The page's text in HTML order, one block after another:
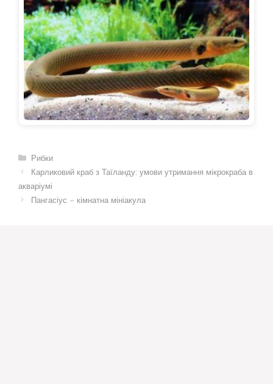
Категорії
Рибки
Карликовий краб з Таїланду: умови утримання мікрокраба в
акваріумі
Пангасіус – кімнатна мініакула